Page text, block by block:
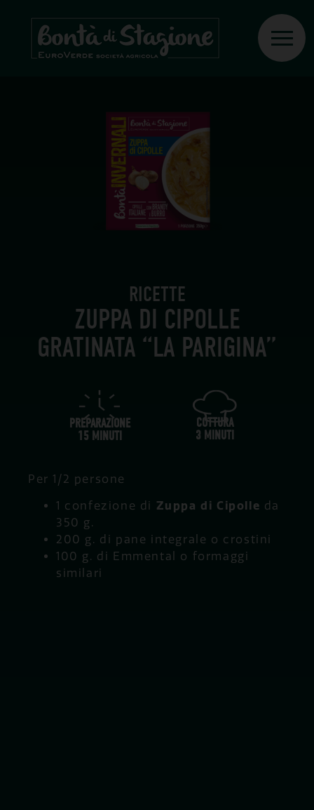
RICETTE
ZUPPA DI CIPOLLE
GRATINATA “LA PARIGINA”
PREPARAZIONE
15 MINUTI
COTTURA
3 MINUTI
Per 1/2 persone
1 confezione di Zuppa di Cipolle da
350 g.
200 g. di pane integrale o crostini
100 g. di Emmental o formaggi
similari